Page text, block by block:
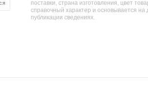
поставки, страна изготовления, цвет
справочный характер и основывается на
публикации сведениях.